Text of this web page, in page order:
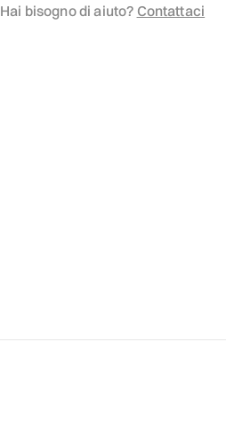
Hai bisogno di aiuto? Contattaci